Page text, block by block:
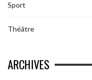
Sport
Théâtre
ARCHIVES